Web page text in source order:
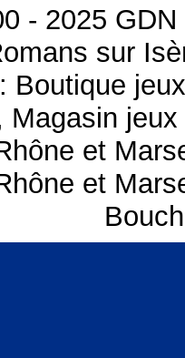
- 2025
sur
Boutique
Magasin
et
et